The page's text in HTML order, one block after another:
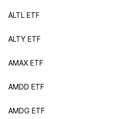
ALTL ETF
ALTY ETF
AMAX ETF
AMDD ETF
AMDG ETF